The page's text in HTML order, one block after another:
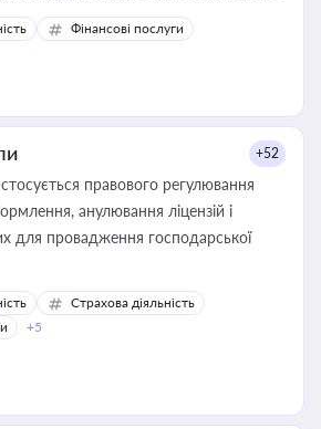
Фінансові послуги
+52
правового регулювання
анулювання ліцензій і
для провадження господарської
Страхова діяльність
+5